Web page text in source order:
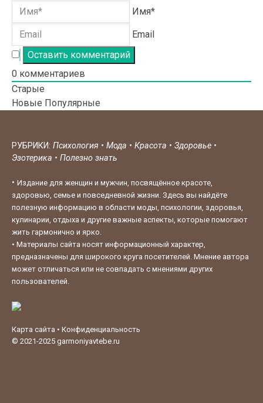
Имя*
Email
0 комментариев
Старые
Новые Популярные
РУБРИКИ: Психология • Мода • Красота • Здоровье •
Эзотерика • Полезно знать
• Издание для женщин и мужчин, посвящённое красоте,
здоровью, семье и повседневной жизни. Здесь вы найдёте
полезную информацию в области моды, психологии, здоровья,
кулинарии, отдыха и другие важные аспекты, которые помогают
жить гармонично и ярко.
• Материалы сайта носят информационный характер,
предназначены для широкого круга посетителей. Мнение автора
может отличаться или не совпадать с мнениями других
пользователей.
Карта сайта • Конфиденциальность
© 2021-2025 garmoniyavtebe.ru